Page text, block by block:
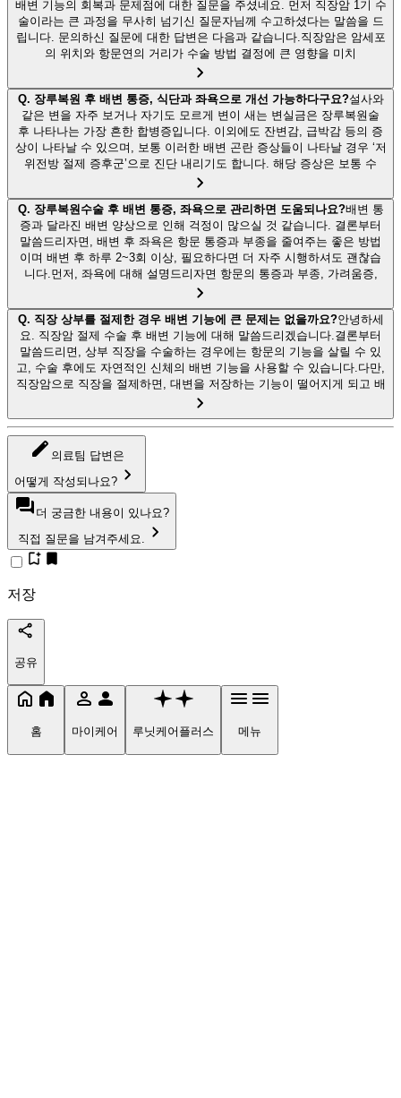
배변 기능의 회복과 문제점에 대한 질문을 주셨네요. 먼저 직장암 1기 수
술이라는 큰 과정을 무사히 넘기신 질문자님께 수고하셨다는 말씀을 드
립니다. 문의하신 질문에 대한 답변은 다음과 같습니다.직장암은 암세포
의 위치와 항문연의 거리가 수술 방법 결정에 큰 영향을 미치
Q. 장루복원 후 배변 통증, 식단과 좌욕으로 개선 가능하다구요?설사와
같은 변을 자주 보거나 자기도 모르게 변이 새는 변실금은 장루복원술
후 나타나는 가장 흔한 합병증입니다. 이외에도 잔변감, 급박감 등의 증
상이 나타날 수 있으며, 보통 이러한 배변 곤란 증상들이 나타날 경우 ‘저
위전방 절제 증후군’으로 진단 내리기도 합니다. 해당 증상은 보통 수
Q. 장루복원수술 후 배변 통증, 좌욕으로 관리하면 도움되나요?배변 통
증과 달라진 배변 양상으로 인해 걱정이 많으실 것 같습니다. 결론부터
말씀드리자면, 배변 후 좌욕은 항문 통증과 부종을 줄여주는 좋은 방법
이며 배변 후 하루 2~3회 이상, 필요하다면 더 자주 시행하셔도 괜찮습
니다.먼저, 좌욕에 대해 설명드리자면 항문의 통증과 부종, 가려움증,
Q. 직장 상부를 절제한 경우 배변 기능에 큰 문제는 없을까요?안녕하세
요. 직장암 절제 수술 후 배변 기능에 대해 말씀드리겠습니다.결론부터
말씀드리면, 상부 직장을 수술하는 경우에는 항문의 기능을 살릴 수 있
고, 수술 후에도 자연적인 신체의 배변 기능을 사용할 수 있습니다.다만,
직장암으로 직장을 절제하면, 대변을 저장하는 기능이 떨어지게 되고 배
의료팀 답변은
어떻게 작성되나요?
더 궁금한 내용이 있나요?
직접 질문을 남겨주세요.
저장
공유
홈 마이케어 루닛케어플러스 메뉴